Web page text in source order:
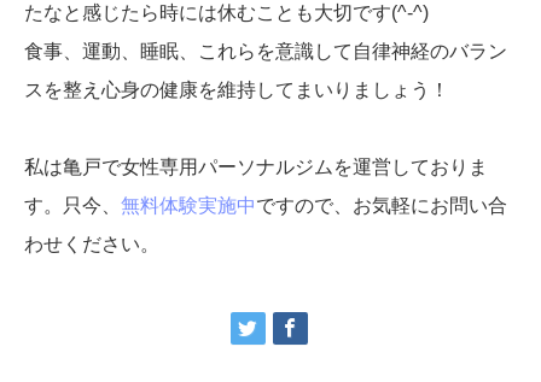
たなと感じたら時には休むことも大切です(^-^)
食事、運動、睡眠、これらを意識して自律神経のバラン
スを整え心身の健康を維持してまいりましょう！
私は亀戸で女性専用パーソナルジムを運営しておりま
す。只今、 無料体験実施中ですので、お気軽にお問い合
わせください。